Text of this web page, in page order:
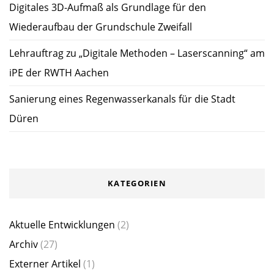
Digitales 3D-Aufmaß als Grundlage für den
Wiederaufbau der Grundschule Zweifall
Lehrauftrag zu „Digitale Methoden – Laserscanning“ am
iPE der RWTH Aachen
Sanierung eines Regenwasserkanals für die Stadt
Düren
KATEGORIEN
Aktuelle Entwicklungen (2)
Archiv(27)
Externer Artikel (1)